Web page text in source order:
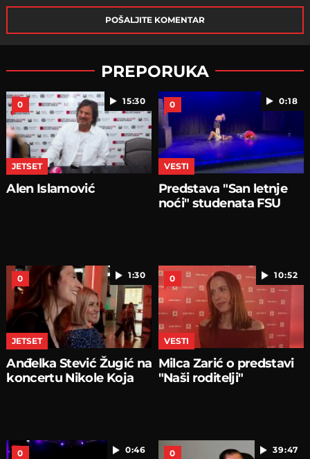
POŠALJITE KOMENTAR
PREPORUKA
15:30
0
JETSET
Alen Islamović
0:18
0
VESTI
Predstava "San letnje
noći" studenata FSU
1:30
0
JETSET
Anđelka Stević Žugić na
koncertu Nikole Koja
10:52
0
VESTI
Milca Zarić o predstavi
"Naši roditelji"
0:46
0 39:47
0